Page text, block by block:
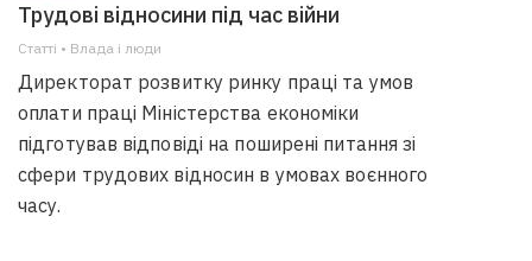
Трудові відносини під час війни
Статті • Влада i люди
Директорат розвитку ринку праці та умов
оплати праці Міністерства економіки
підготував відповіді на поширені питання зі
сфери трудових відносин в умовах воєнного
часу.